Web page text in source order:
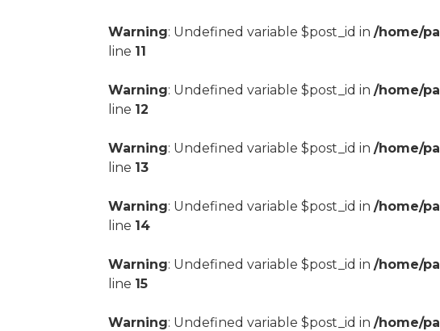
Warning: Undefined variable $post_id in/home/
line 11
Warning: Undefined variable $post_id in/home/
line 12
Warning: Undefined variable $post_id in/home/
line 13
Warning: Undefined variable $post_id in/home/
line 14
Warning: Undefined variable $post_id in/home/
line 15
Warning: Undefined variable $post_id in/home/